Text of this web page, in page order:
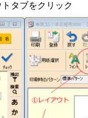
タブをクリック